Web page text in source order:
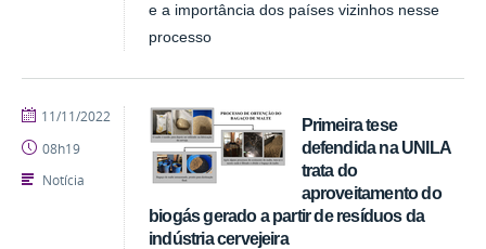
e a importância dos países vizinhos nesse
processo
Primeira tese
defendida na UNILA
trata do
aproveitamento do
biogás gerado a partir de resíduos da
indústria cervejeira
publicado
11/11/2022
08h19
Notícia